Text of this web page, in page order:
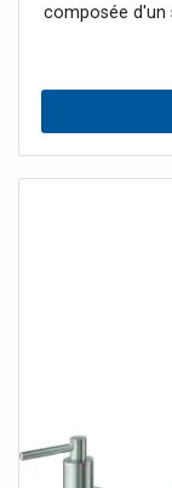
composée d'un
Douchette
Flexible de
flexibles